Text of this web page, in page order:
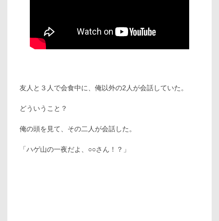
友人と３人で会食中に、俺以外の2人が会話していた。
どういうこと？
俺の頭を見て、その二人が会話した。
「ハゲ山の一夜だよ、○○さん！？」